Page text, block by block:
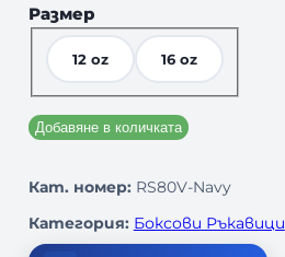
Размер
12 oz 16 oz
Добавяне в количката
Кат. номер: RS80V-Navy
Категория: Боксови Ръкавици